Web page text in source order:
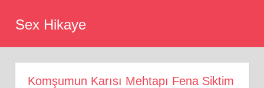
Sex Hikaye
Komşumun Karısı Mehtapı Fena Siktim